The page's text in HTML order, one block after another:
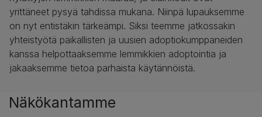
yrittäneet pysyä tahdissa mukana. Niinpä lupauksemme
on nyt entistäkin tärkeämpi. Siksi teemme jatkossakin
yhteistyötä paikallisten ja uusien adoptiokumppaneiden
kanssa helpottaaksemme lemmikkien adoptointia ja
jakaaksemme tietoa parhaista käytännöistä.
Näkökantamme